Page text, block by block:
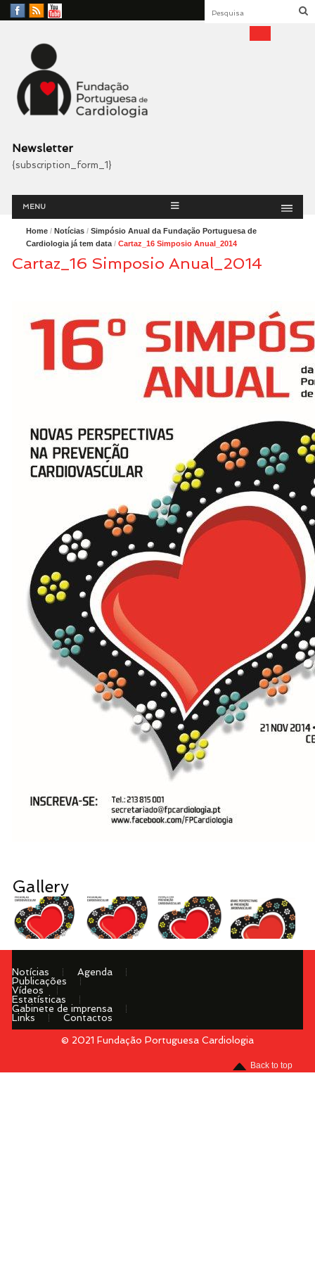
Facebook
RSS
YouTube
Fundação Portuguesa
Cardiologia
Newsletter
{subscription_form_1}
Menu
MENU
Home/ Notícias/ Simpósio Anual da Fundação Portuguesa de
Cardiologia já tem data/ Cartaz_16 Simposio Anual_2014
Cartaz_16 Simposio Anual_2014
Gallery
Notícias
Agenda
Publicações
Vídeos
Estatísticas
Gabinete de imprensa
Links
Contactos
© 2021 Fundação Portuguesa Cardiologia
Back to top